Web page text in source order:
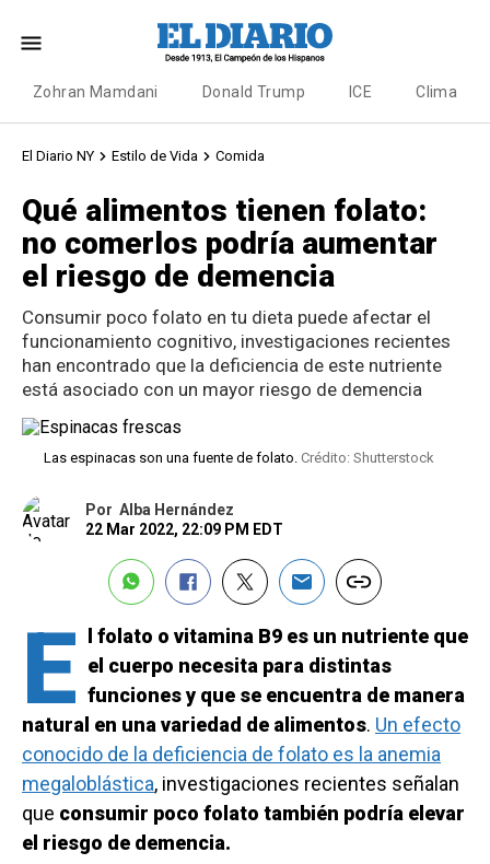
Zohran Mamdani Donald Trump ICE Clima
El Diario NY Estilo de Vida Comida
Qué alimentos tienen folato:
no comerlos podría aumentar
el riesgo de demencia
Consumir poco folato en tu dieta puede afectar el
funcionamiento cognitivo, investigaciones recientes
han encontrado que la deficiencia de este nutriente
está asociado con un mayor riesgo de demencia
Las espinacas son una fuente de folato. Crédito: Shutterstock
Por Alba Hernández
22 Mar 2022, 22:09 PM EDT
E
l folato o vitamina B9 es un nutriente que
el cuerpo necesita para distintas
funcionesy que se encuentra de manera
natural en una variedad de alimentos. Un efecto
conocido de la deficiencia de folato es la anemia
megaloblástica, investigaciones recientes señalan
que consumir poco folato también podría elevar
el riesgo de demencia.